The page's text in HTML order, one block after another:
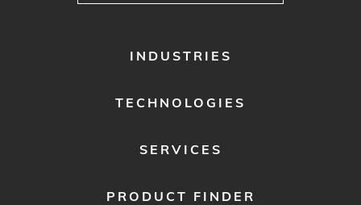
INDUSTRIES
TECHNOLOGIES
SERVICES
PRODUCT FINDER